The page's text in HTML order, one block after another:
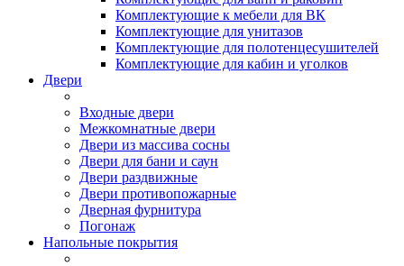
Комплектующие к мебели для ВК
Комплектующие для унитазов
Комплектующие для полотенцесушителей
Комплектующие для кабин и уголков
Двери
Входные двери
Межкомнатные двери
Двери из массива сосны
Двери для бани и саун
Двери раздвижные
Двери противопожарные
Дверная фурнитура
Погонаж
Напольные покрытия